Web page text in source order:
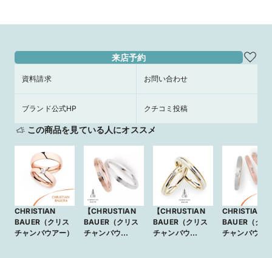
来店予約
資料請求 お問い合わせ
ブランド公式HP クチコミ投稿
この商品を見ている人にオススメ
CHRISTIAN
BAUER（クリス
チャンバウアー）
【CHRUSTIAN
BAUER（クリス
チャンバウ
【CHRUSTIAN
BAUER（クリス
チャンバウ
CHRISTIAN
BAUER（クリ
チャンバウア